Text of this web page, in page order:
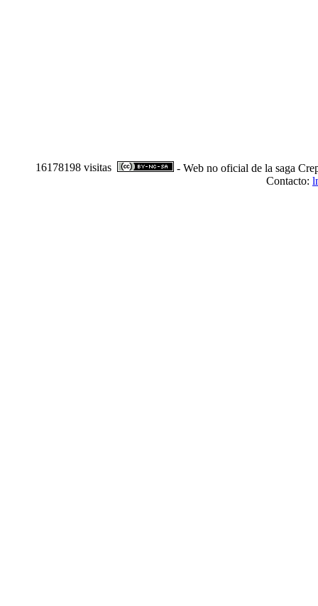
16178198 visitas
- Web no oficial de la saga
Contacto: